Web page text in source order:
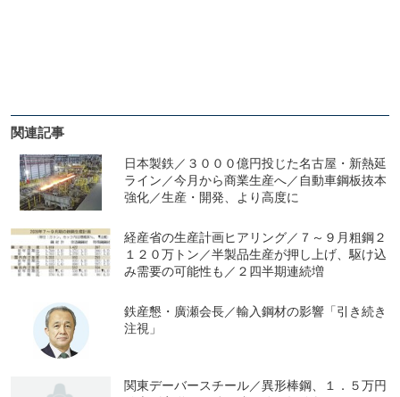
関連記事
日本製鉄／３０００億円投じた名古屋・新熱延
ライン／今月から商業生産へ／自動車鋼板抜本
強化／生産・開発、より高度に
経産省の生産計画ヒアリング／７～９月粗鋼２
１２０万トン／半製品生産が押し上げ、駆け込
み需要の可能性も／２四半期連続増
鉄産懇・廣瀬会長／輸入鋼材の影響「引き続き
注視」
関東デーバースチール／異形棒鋼、１．５万円